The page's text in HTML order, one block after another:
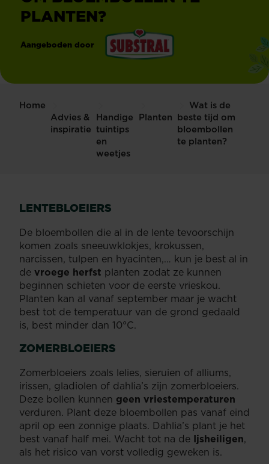
PLANTEN?
Aangeboden door
Home
Advies &
inspiratie
Handige
tuintips
en
weetjes
Planten
Wat is de
beste tijd om
bloembollen
te planten?
LENTEBLOEIERS
De bloembollen die al in de lente tevoorschijn
komen zoals sneeuwklokjes, krokussen,
narcissen, tulpen en hyacinten,… kun je best al in
de vroege herfst planten zodat ze kunnen
beginnen schieten voor de eerste vrieskou.
Planten kan al vanaf september maar je wacht
best tot de temperatuur van de grond gedaald
is, best minder dan 10°C.
ZOMERBLOEIERS
Zomerbloeiers zoals lelies, sieruien of alliums,
irissen, gladiolen of dahlia’s zijn zomerbloeiers.
Deze bollen kunnen geen vriestemperaturen
verduren. Plant deze bloembollen pas vanaf eind
april op een zonnige plaats. Dahlia’s plant je het
best vanaf half mei. Wacht tot na de Ijsheiligen,
als het risico van vorst volledig geweken is.